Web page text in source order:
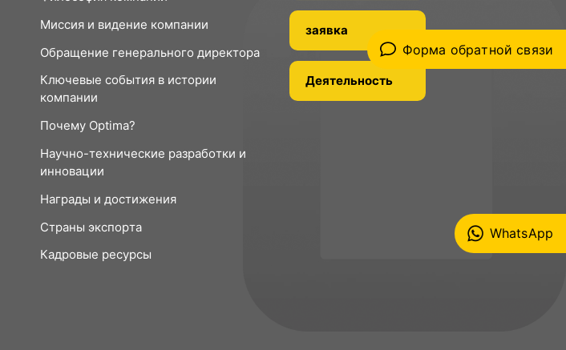
WhatsApp
Форма обратной связи
Миссия и видение компании
Обращение генерального директора
Ключевые события в истории
компании
Почему Optima?
Научно-технические разработки и
инновации
Награды и достижения
Страны экспорта
Кадровые ресурсы
заявка
Деятельность